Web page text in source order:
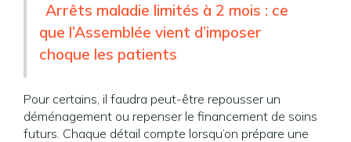
Arrêts maladie limités à 2 mois : ce
que l’Assemblée vient d’imposer
choque les patients
Pour certains, il faudra peut-être repousser un
déménagement ou repenser le financement de soins
futurs. Chaque détail compte lorsqu’on prépare une